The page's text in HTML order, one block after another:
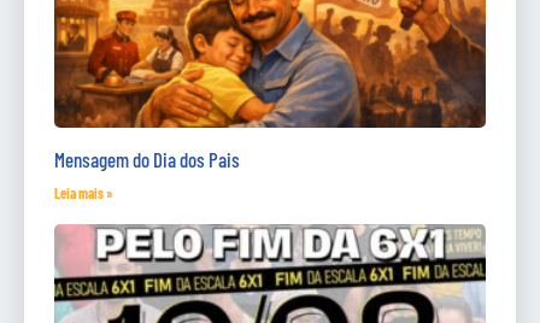
Mensagem do Dia dos Pais
Leia mais »